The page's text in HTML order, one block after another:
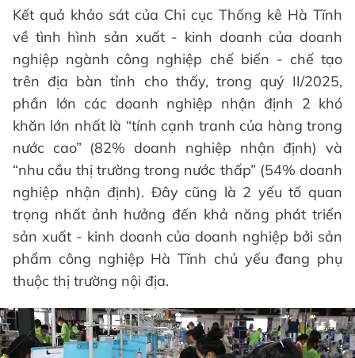
Kết quả khảo sát của Chi cục Thống kê Hà Tĩnh
về tình hình sản xuất - kinh doanh của doanh
nghiệp ngành công nghiệp chế biến - chế tạo
trên địa bàn tỉnh cho thấy, trong quý II/2025,
phần lớn các doanh nghiệp nhận định 2 khó
khăn lớn nhất là “tính cạnh tranh của hàng trong
nước cao” (82% doanh nghiệp nhận định) và
“nhu cầu thị trường trong nước thấp” (54% doanh
nghiệp nhận định). Đây cũng là 2 yếu tố quan
trọng nhất ảnh hưởng đến khả năng phát triển
sản xuất - kinh doanh của doanh nghiệp bởi sản
phẩm công nghiệp Hà Tĩnh chủ yếu đang phụ
thuộc thị trường nội địa.